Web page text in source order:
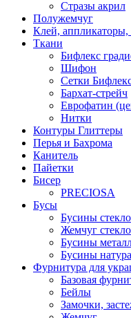
Стразы акрил
Полужемчуг
Клей,
Ткани
Бифлекс
Шифон
Сетки
Бархат-стрейч
Еврофатин
Нитки
Контуры Глиттеры
Перья и Бахрома
Канитель
Пайетки
Бисер
PRECIOSA
Бусы
Бусины стекло
Жемчуг стекло
Бусины
Бусины
Фурнитура для
Базовая
Бейлы
Замочки,